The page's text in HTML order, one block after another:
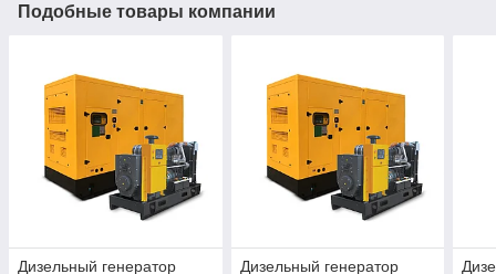
Подобные товары компании
Дизельный генератор
Дизельный генератор